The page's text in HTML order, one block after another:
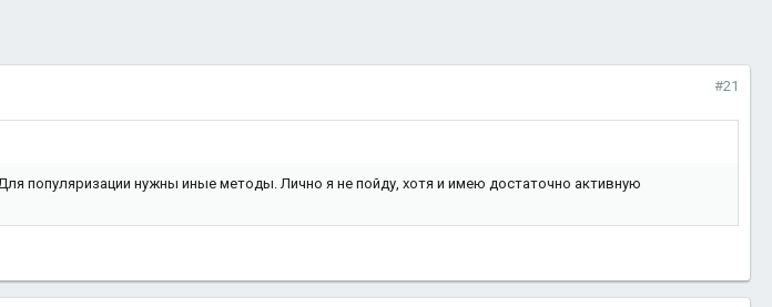
#21
популяризации нужны иные методы. Лично я не пойду, хотя и имею достаточно активную